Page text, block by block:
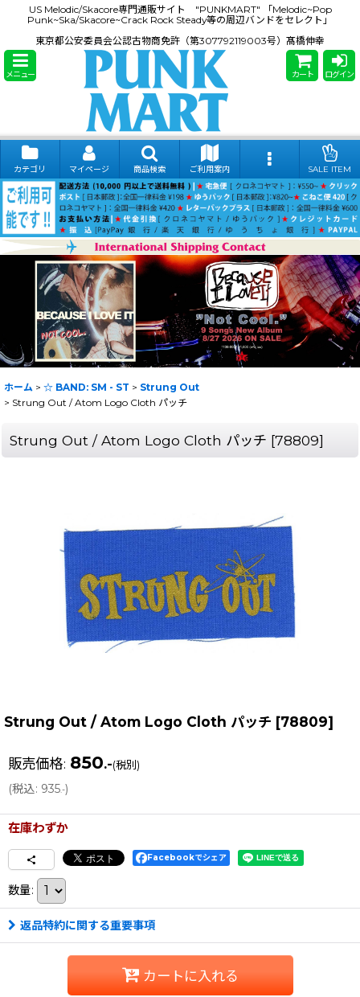
US Melodic/Skacore専門通販サイト "PUNKMART" 「Melodic~Pop
Punk~Ska/Skacore~Crack Rock Steady等の周辺バンドをセレクト」
東京都公安委員会公認古物商免許（第307792119003号）髙橋伸幸
メニュー カート ログイン
カテゴリ マイページ 商品検索 ご利用案内 SALE ITEM
ホーム > ☆ BAND: SM - ST > Strung Out
> Strung Out / Atom Logo Cloth パッチ
Strung Out / Atom Logo Cloth パッチ [78809]
Strung Out / Atom Logo Cloth パッチ [78809]
販売価格: 850.-(税別)
(税込: 935.-)
在庫わずか
Facebookでシェア
数量:
返品特約に関する重要事項
カートに入れる